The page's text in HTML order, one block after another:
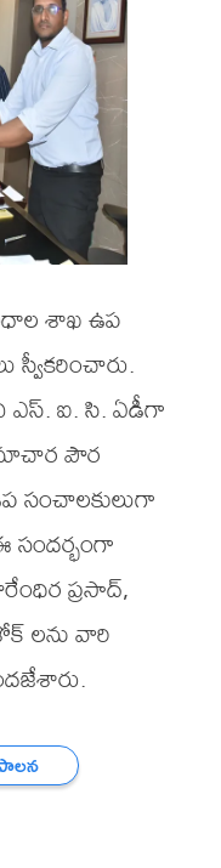
శాఖ ఉప
స్వీక‌రించారు.
ఐ. సి. ఏడీగా
పౌర
సందర్భంగా
ప్ర‌సాద్,
లను వారి